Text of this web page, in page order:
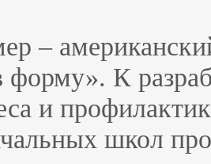
–
К
и
школ